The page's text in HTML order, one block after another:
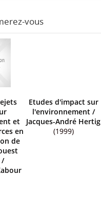
vous
et
en
de
Etudes d'impact sur
l'environnement/
Jacques-André Hertig
(1999)